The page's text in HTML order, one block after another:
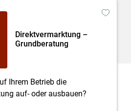
Direktvermarktung –
Grundberatung
Ihrem Betrieb die
auf- oder ausbauen?